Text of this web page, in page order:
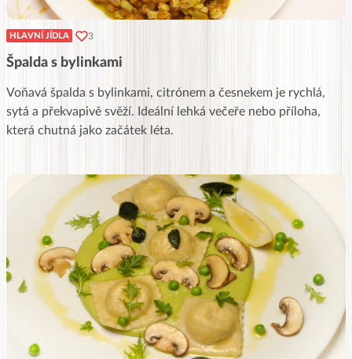
HLAVNÍ JÍDLA 3
Špalda s bylinkami
Voňavá špalda s bylinkami, citrónem a česnekem je rychlá,
sytá a překvapivě svěží. Ideální lehká večeře nebo příloha,
která chutná jako začátek léta.